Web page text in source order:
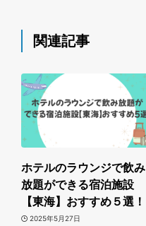
関連記事
ホテルのラウンジで飲み
放題ができる宿泊施設
【東海】おすすめ５選！
2025年5月27日